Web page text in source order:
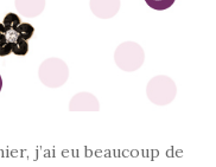
j’ai eu beaucoup de